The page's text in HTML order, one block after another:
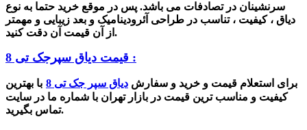
سرنشینان در تصادفات می باشد. پس در موقع خرید حتما به نوع
دیاق ، کیفیت ،تناسب در طراحی آئرودینامیک و بعد زیبایی و مهمتر
از آن قیمت آن دقت کنید.
قیمت دیاق سپرجک تی 8 :
برای استعلام قیمت و خرید و سفارش دیاق سپر جک تی 8
با بهترین
کیفیت و مناسب ترین قیمت در بازار تهران با شماره ما در سایت
تماس بگیرید.